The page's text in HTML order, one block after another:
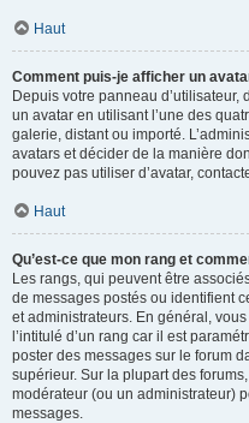
Haut
Comment puis-je afficher un
Depuis votre panneau d’utilisateur,
un avatar en utilisant l’une des
galerie, distant ou importé.
avatars et décider de la manière
pouvez pas utiliser d’avatar,
Haut
Qu’est-ce que mon rang et
Les rangs, qui peuvent être
de messages postés ou identifient
et administrateurs. En général,
l’intitulé d’un rang car il est
poster des messages sur le forum
supérieur. Sur la plupart des
modérateur (ou un administrateur)
messages.